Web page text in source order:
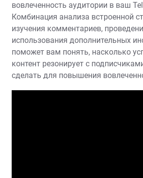
вовлеченность аудитории в ваш
Комбинация анализа встроенной
изучения комментариев,
использования дополнительных
поможет вам понять, насколько
контент резонирует с
сделать для повышения